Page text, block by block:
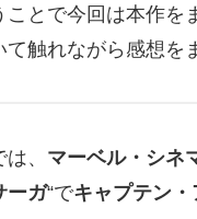
ことで今回は本作を
て触れながら感想を
、 マーベル・シネ
ーガ“でキャプテン・